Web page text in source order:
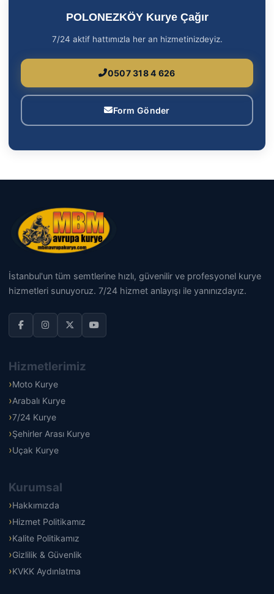
POLONEZKÖY Kurye Çağır
7/24 aktif hattımızla her an hizmetinizdeyiz.
0507 318 4 626
Form Gönder
İstanbul'un tüm semtlerine hızlı, güvenilir ve profesyonel kurye
hizmetleri sunuyoruz. 7/24 hizmet anlayışı ile yanınızdayız.
Hizmetlerimiz
Moto Kurye
Arabalı Kurye
7/24 Kurye
Şehirler Arası Kurye
Uçak Kurye
Kurumsal
Hakkımızda
Hizmet Politikamız
Kalite Politikamız
Gizlilik & Güvenlik
KVKK Aydınlatma